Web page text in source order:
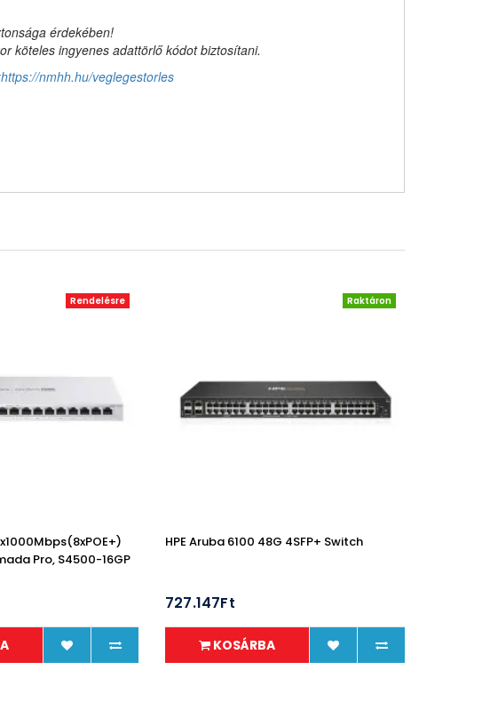
érdekében!
köteles ingyenes adattörlő kódot biztosítani.
https://nmhh.hu/veglegestorles
Rendelésre
Pro, S4500-16GP
Raktáron
HPE Aruba 6100 48G 4SFP+ Switch
727.147Ft
KOSÁRBA